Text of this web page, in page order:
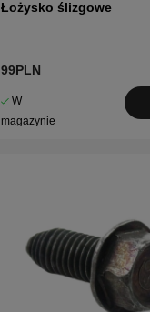
Łożysko ślizgowe
99PLN
W
magazynie